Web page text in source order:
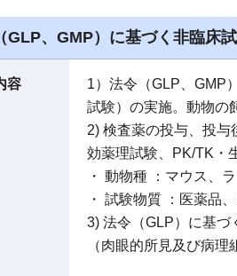
GLP、GMP）に基づく非臨床
容
1）法令（GLP、GMP
試験）の実施。動物の
2) 検査薬の投与、投
効薬理試験、PK/TK・
・ 動物種 ：マウス、
・ 試験物質 ：医薬品
3) 法令（GLP）に基づ
（肉眼的所見及び病